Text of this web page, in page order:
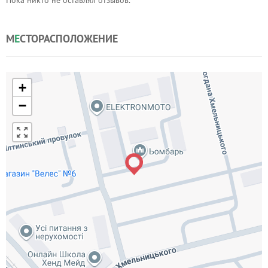
МЕСТОРАСПОЛОЖЕНИЕ
+
−